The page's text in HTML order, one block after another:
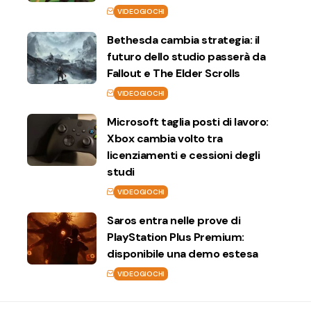
VIDEOGIOCHI
Bethesda cambia strategia: il
futuro dello studio passerà da
Fallout e The Elder Scrolls
VIDEOGIOCHI
Microsoft taglia posti di lavoro:
Xbox cambia volto tra
licenziamenti e cessioni degli
studi
VIDEOGIOCHI
Saros entra nelle prove di
PlayStation Plus Premium:
disponibile una demo estesa
VIDEOGIOCHI